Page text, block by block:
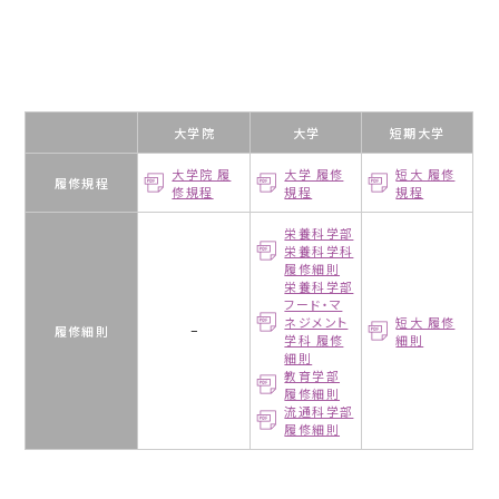
大学院 大学 短期大学
履修規程
大学院 履
修規程
大学 履修
規程
短大 履修
規程
履修細則 −
栄養科学部
栄養科学科
履修細則
栄養科学部
フード・マ
ネジメント
学科 履修
細則
教育学部
履修細則
流通科学部
履修細則
短大 履修
細則